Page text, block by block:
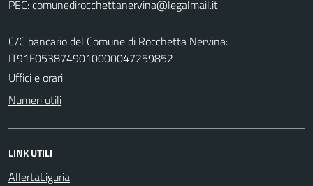
PEC:
C/C bancario del Comune di Rocchetta Nervina:
IT91F0538749010000047259852
Uffici e orari
Numeri utili
LINK UTILI
AllertaLiguria